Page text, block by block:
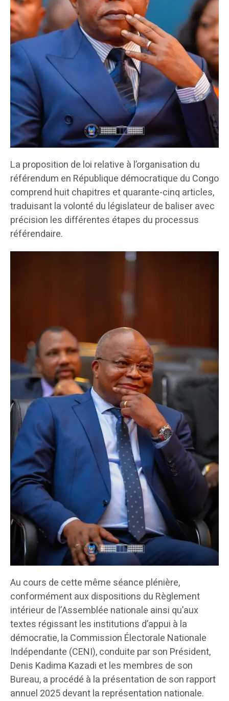
La proposition de loi relative à l’organisation du
référendum en République démocratique du Congo
comprend huit chapitres et quarante-cinq articles,
traduisant la volonté du législateur de baliser avec
précision les différentes étapes du processus
référendaire.
Au cours de cette même séance plénière,
conformément aux dispositions du Règlement
intérieur de l’Assemblée nationale ainsi qu’aux
textes régissant les institutions d’appui à la
démocratie, la Commission Électorale Nationale
Indépendante (CENI), conduite par son Président,
Denis Kadima Kazadi et les membres de son
Bureau, a procédé à la présentation de son rapport
annuel 2025 devant la représentation nationale.